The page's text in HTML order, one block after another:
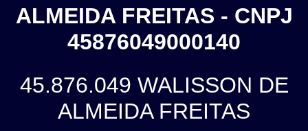
ALMEIDA FREITAS - CNPJ
45876049000140
45.876.049 WALISSON DE
ALMEIDA FREITAS